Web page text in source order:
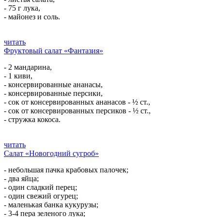
- 75 г лука,
- майонез и соль.
читать
Фруктовый салат «Фантазия»
- 2 мандарина,
- 1 киви,
- консервированные ананасы,
- консервированные персики,
- сок от консервированных ананасов - ½ ст.,
- сок от консервированных персиков - ½ ст.,
- стружка кокоса.
читать
Салат «Новогодний сугроб»
- небольшая пачка крабовых палочек;
- два яйца;
- один сладкий перец;
- один свежий огурец;
- маленькая банка кукурузы;
- 3-4 пера зеленого лука;